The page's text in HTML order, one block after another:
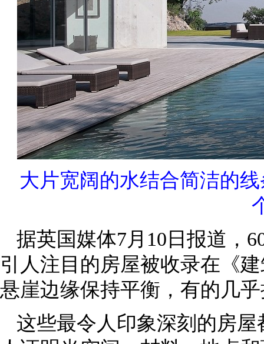
大片宽阔的水结合简洁的
据英国媒体7月10日报道，
引人注目的房屋被收录在《
悬崖边缘保持平衡，有的几
这些最令人印象深刻的房